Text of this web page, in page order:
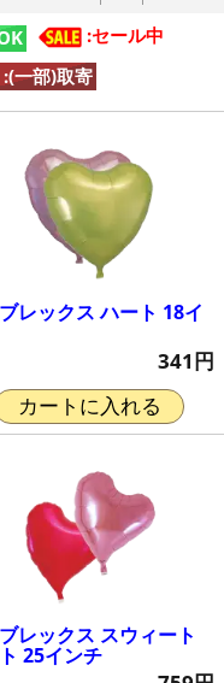
:セール中
:(一部)取寄
レックス ハート 18イ
341円
カートに入れる
レックス スウィート
25インチ